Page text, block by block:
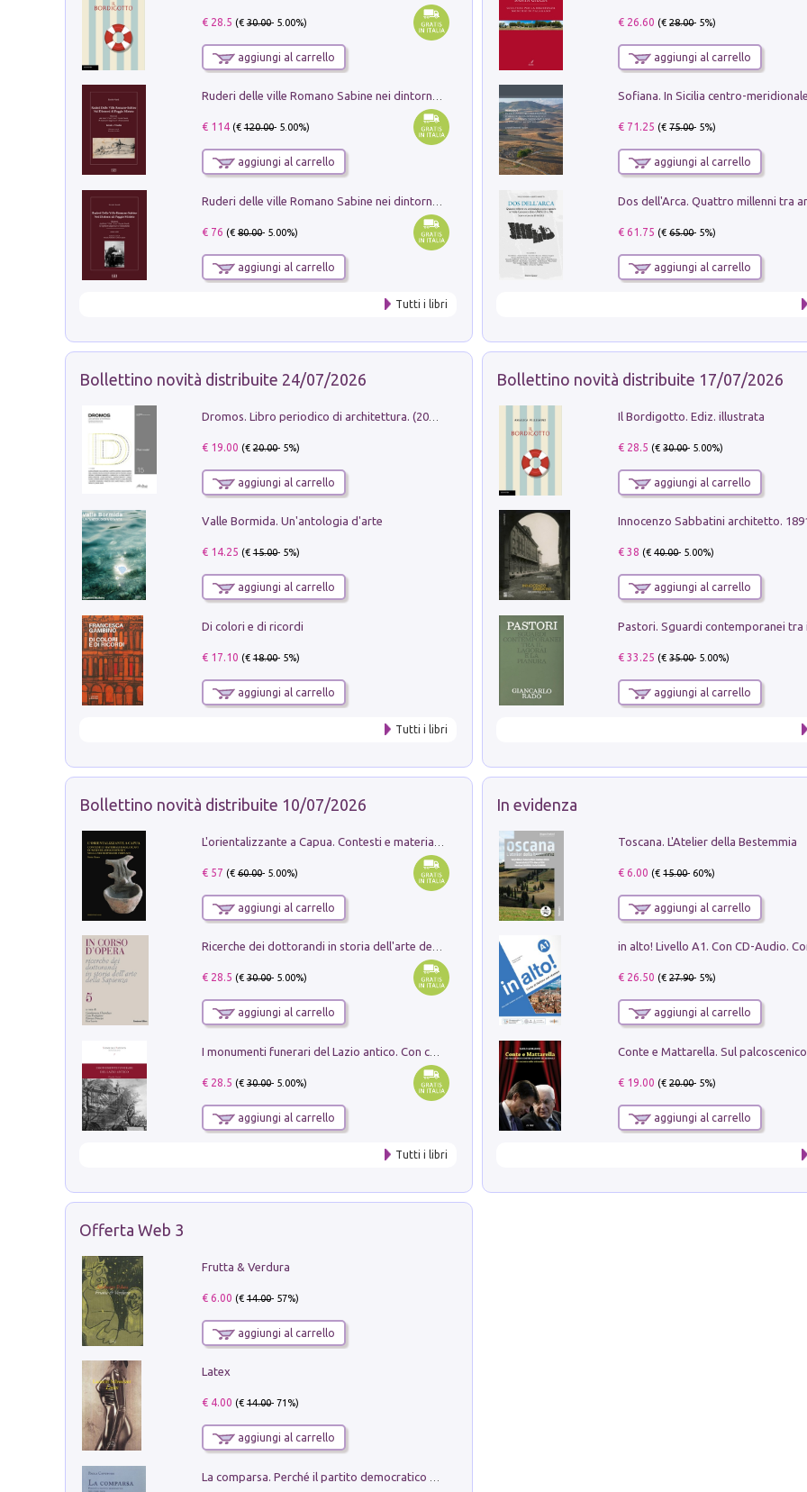
€ 28.5 (€30.00- 5.00%)
aggiungi al carrello
Ruderi delle ville Romano Sabine nei dintorni di Poggio Mirteto. Illustrati dal dott.re prof.re cav.re Ercole Nardi regio ispettore degli scavi e monumenti. Anno 1885. Tavole e studio. Con 25 tavole fuori testo in cartella editoriale
€ 114(€120.00- 5.00%)
aggiungi al carrello
€ 76 (€80.00- 5.00%)
aggiungi al carrello
Tutti i libri
€ 26.60 (€28.00- 5%)
aggiungi al carrello
€ 71.25 (€75.00- 5%)
aggiungi al carrello
€ 61.75 (€65.00- 5%)
aggiungi al carrello
Bollettino novità distribuite 24/07/2026
Dromos. Libro periodico di architettura. (2026). Vol. 15: Post-model
€ 19.00 (€20.00- 5%)
aggiungi al carrello
Valle Bormida. Un'antologia d'arte
€ 14.25 (€15.00- 5%)
aggiungi al carrello
Di colori e di ricordi
€ 17.10 (€18.00- 5%)
aggiungi al carrello
Tutti i libri
Bollettino novità distribuite 17/07/2026
Il Bordigotto. Ediz. illustrata
€ 28.5 (€30.00- 5.00%)
aggiungi al carrello
Innocenzo Sabbatini architetto.
€ 38 (€40.00- 5.00%)
aggiungi al carrello
€ 33.25 (€35.00- 5.00%)
aggiungi al carrello
Bollettino novità distribuite 10/07/2026
€ 57 (€60.00- 5.00%)
aggiungi al carrello
Ricerche dei dottorandi in storia dell'arte della Sapienza
€ 28.5 (€30.00- 5.00%)
aggiungi al carrello
I monumenti funerari del Lazio antico. Con cartella con tavole
€ 28.5 (€30.00- 5.00%)
aggiungi al carrello
Tutti i libri
In evidenza
Toscana. L'Atelier della Bestemmia
€ 6.00 (€15.00- 60%)
aggiungi al carrello
€ 26.50 (€27.90- 5%)
aggiungi al carrello
€ 19.00 (€20.00- 5%)
aggiungi al carrello
Offerta Web 3
Frutta & Verdura
€ 6.00 (€14.00- 57%)
aggiungi al carrello
Latex
€ 4.00 (€14.00- 71%)
aggiungi al carrello